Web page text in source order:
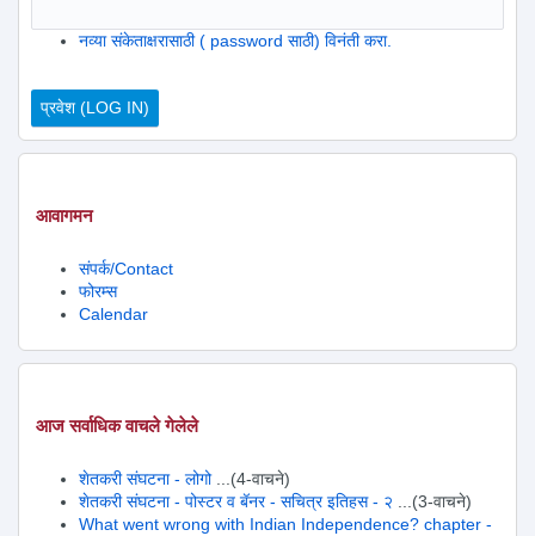
नव्या संकेताक्षरासाठी ( password साठी) विनंती करा.
आवागमन
संपर्क/Contact
फोरम्स
Calendar
आज सर्वाधिक वाचले गेलेले
शेतकरी संघटना - लोगो ...(4-वाचने)
शेतकरी संघटना - पोस्टर व बॅनर - सचित्र इतिहस - २ ...(3-वाचने)
What went wrong with Indian Independence? chapter -